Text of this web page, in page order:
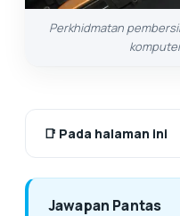
Perkhidmatan
📑 Pada halaman ini
Jawapan Pantas